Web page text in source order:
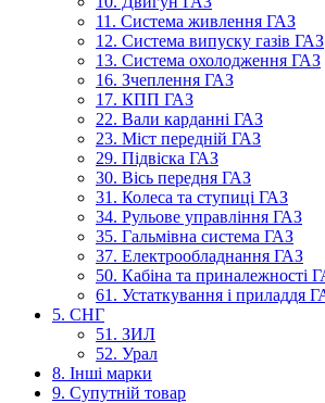
11. Система живлення ГАЗ
12. Система випуску газів ГАЗ
13. Система охолодження ГАЗ
16. Зчеплення ГАЗ
17. КПП ГАЗ
22. Вали карданні ГАЗ
23. Міст передній ГАЗ
29. Підвіска ГАЗ
30. Вісь передня ГАЗ
31. Колеса та ступиці ГАЗ
34. Рульове управління ГАЗ
35. Гальмівна система ГАЗ
37. Електрообладнання ГАЗ
50. Кабіна та приналежності
61. Устаткування і приладдя
5. СНГ
51. ЗИЛ
52. Урал
8. Інші марки
9. Супутній товар